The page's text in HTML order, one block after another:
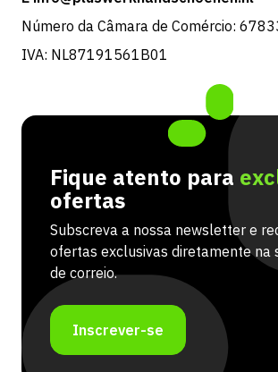
Número da Câmara de Comércio:
IVA: NL87191561B01
Fique atento para
ofertas
Subscreva a nossa newsletter e
ofertas exclusivas diretamente na
de correio.
Inscrever-se